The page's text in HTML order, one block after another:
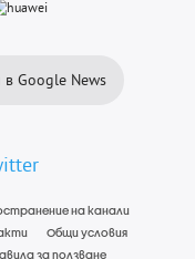
в Google News
на канали
Общи условия
за ползване